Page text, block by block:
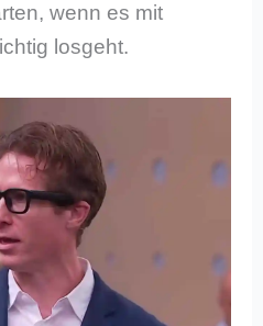
wenn es mit
losgeht.